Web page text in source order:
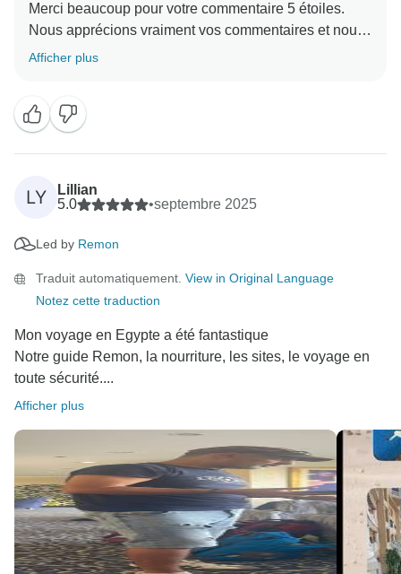
Merci beaucoup pour votre commentaire 5 étoiles.
Nous apprécions vraiment vos commentaires et nous
sommes ravis que vous ayez apprécié votre voyage
aventure Timeless !
Afficher plus
LY
Lillian
5.0
•septembre 2025
Led by Remon
Traduit automatiquement. View in Original Language
Notez cette traduction
Mon voyage en Egypte a été fantastique
Notre guide Remon, la nourriture, les sites, le voyage en
toute sécurité....
Afficher plus